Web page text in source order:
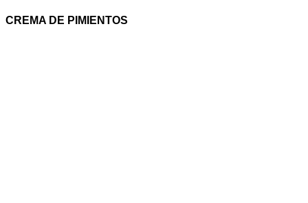
CREMA DE PIMIENTOS